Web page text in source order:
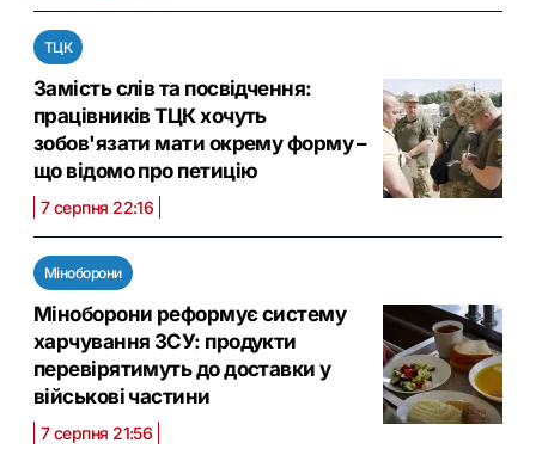
ТЦК
Замість слів та посвідчення:
працівників ТЦК хочуть
зобов'язати мати окрему форму –
що відомо про петицію
7 серпня 22:16
Міноборони
Міноборони реформує систему
харчування ЗСУ: продукти
перевірятимуть до доставки у
військові частини
7 серпня 21:56